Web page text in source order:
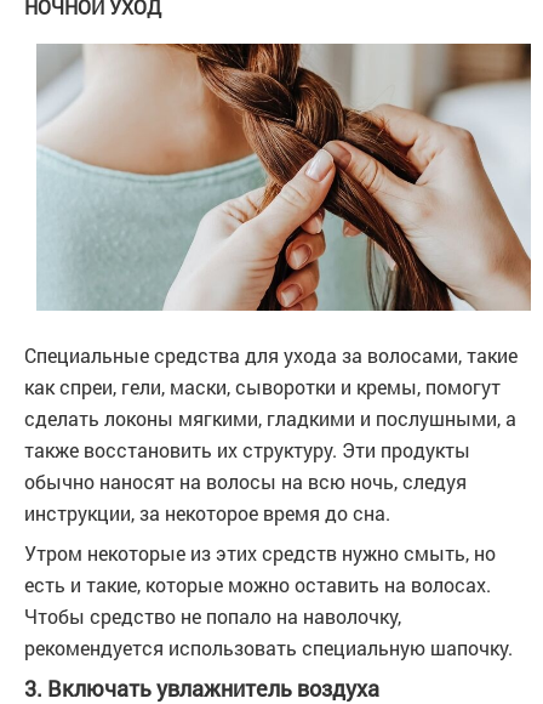
НОЧНОЙ УХОД
Специальные средства для ухода за волосами, такие
как спреи, гели, маски, сыворотки и кремы, помогут
сделать локоны мягкими, гладкими и послушными, а
также восстановить их структуру. Эти продукты
обычно наносят на волосы на всю ночь, следуя
инструкции, за некоторое время до сна.
Утром некоторые из этих средств нужно смыть, но
есть и такие, которые можно оставить на волосах.
Чтобы средство не попало на наволочку,
рекомендуется использовать специальную шапочку.
3. Включать увлажнитель воздуха